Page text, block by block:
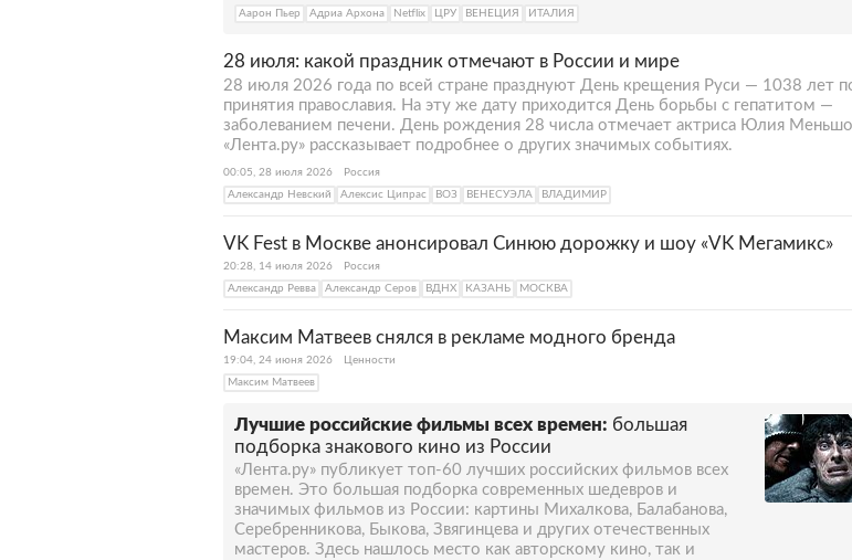
Аарон Пьер
Адриа Архона Netflix ЦРУ ВЕНЕЦИЯ ИТАЛИЯ
28 июля: какой праздник отмечают в России и мире
28 июля 2026 года по всей стране празднуют День крещения Руси — 1038 лет
принятия православия. На эту же дату приходится День борьбы с гепатитом —
заболеванием печени. День рождения 28 числа отмечает актриса Юлия
«Лента.ру» рассказывает подробнее о других значимых событиях.
00:05, 28 июля 2026
Россия
Александр Невский
Алексис Ципрас ВОЗ ВЕНЕСУЭЛА ВЛАДИМИР
VK Fest в Москве анонсировал Синюю дорожку и шоу «VK Мегамикс»
20:28, 14 июля 2026
Россия
Александр Ревва
Александр Серов ВДНХ КАЗАНЬ МОСКВА
Максим Матвеев снялся в рекламе модного бренда
19:04, 24 июня 2026
Ценности
Максим Матвеев
Лучшие российские фильмы всех времен: большая
подборка знакового кино из России
«Лента.ру» публикует топ-60 лучших российских фильмов всех
времен. Это большая подборка современных шедевров и
значимых фильмов из России: картины Михалкова, Балабанова,
Серебренникова, Быкова, Звягинцева и других отечественных
мастеров. Здесь нашлось место как авторскому кино, так и